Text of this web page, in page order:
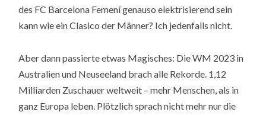
des FC Barcelona Femení genauso elektrisierend sein
kann wie ein Clasico der Männer? Ich jedenfalls nicht.
Aber dann passierte etwas Magisches: Die WM 2023 in
Australien und Neuseeland brach alle Rekorde. 1,12
Milliarden Zuschauer weltweit – mehr Menschen, als in
ganz Europa leben. Plötzlich sprach nicht mehr nur die